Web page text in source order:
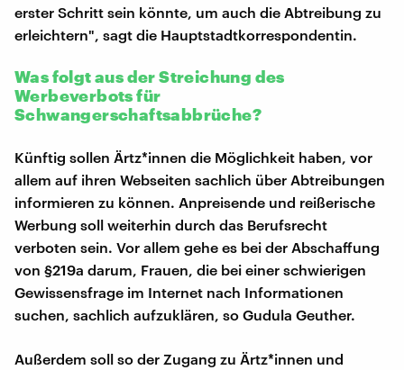
erster Schritt sein könnte, um auch die Abtreibung zu
erleichtern", sagt die Hauptstadtkorrespondentin.
Was folgt aus der Streichung des
Werbeverbots für
Schwangerschaftsabbrüche?
Künftig sollen Ärtz*innen die Möglichkeit haben, vor
allem auf ihren Webseiten sachlich über Abtreibungen
informieren zu können. Anpreisende und reißerische
Werbung soll weiterhin durch das Berufsrecht
verboten sein. Vor allem gehe es bei der Abschaffung
von §219a darum, Frauen, die bei einer schwierigen
Gewissensfrage im Internet nach Informationen
suchen, sachlich aufzuklären, so Gudula Geuther.
Außerdem soll so der Zugang zu Ärtz*innen und